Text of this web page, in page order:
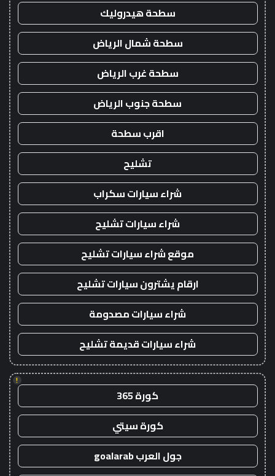
سطحة هيدروليك
سطحة شمال الرياض
سطحة غرب الرياض
سطحة جنوب الرياض
اقرب سطحة
تشليح
شراء سيارات سكراب
شراء سيارات تشليح
موقع شراء سيارات تشليح
ارقام يشترون سيارات تشليح
شراء سيارات مصدومة
شراء سيارات قديمة تشليح
!
كورة 365
كورة سيتي
جول العرب goalarab